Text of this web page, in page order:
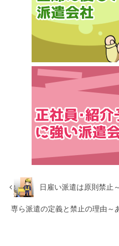
日雇い派遣は原則禁止
専ら派遣の定義と禁止の理由～